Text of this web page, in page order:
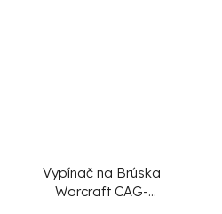
Vypínač na Brúska
Worcraft CAG-